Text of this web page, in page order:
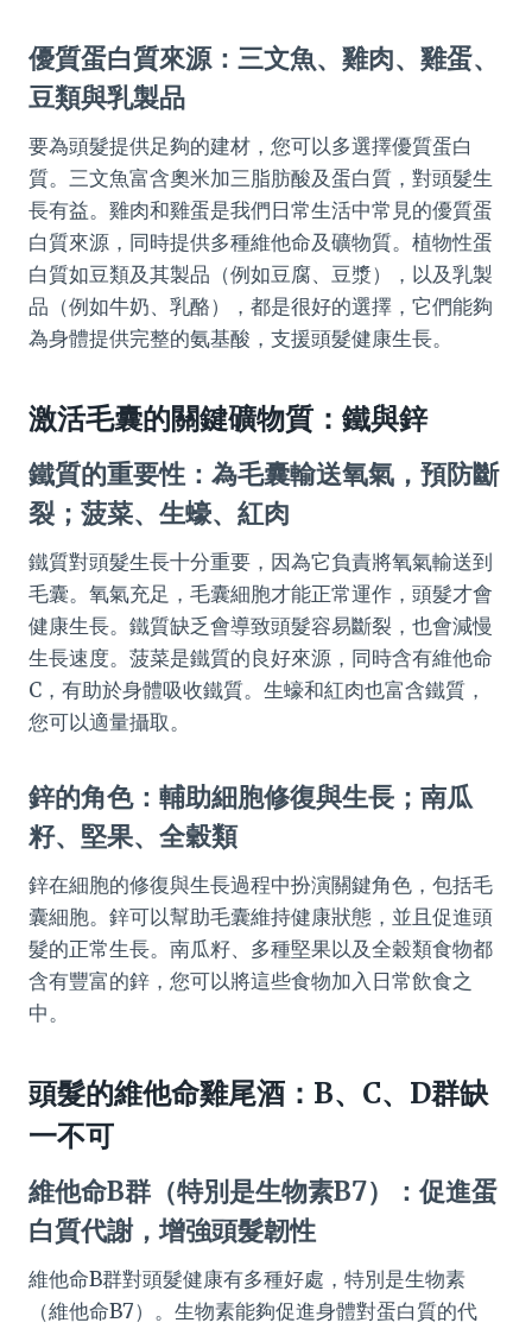
優質蛋白質來源：三文魚、雞肉、雞蛋、
豆類與乳製品
要為頭髮提供足夠的建材，您可以多選擇優質蛋白
質。三文魚富含奧米加三脂肪酸及蛋白質，對頭髮生
長有益。雞肉和雞蛋是我們日常生活中常見的優質蛋
白質來源，同時提供多種維他命及礦物質。植物性蛋
白質如豆類及其製品（例如豆腐、豆漿），以及乳製
品（例如牛奶、乳酪），都是很好的選擇，它們能夠
為身體提供完整的氨基酸，支援頭髮健康生長。
激活毛囊的關鍵礦物質：鐵與鋅
鐵質的重要性：為毛囊輸送氧氣，預防斷
裂；菠菜、生蠔、紅肉
鐵質對頭髮生長十分重要，因為它負責將氧氣輸送到
毛囊。氧氣充足，毛囊細胞才能正常運作，頭髮才會
健康生長。鐵質缺乏會導致頭髮容易斷裂，也會減慢
生長速度。菠菜是鐵質的良好來源，同時含有維他命
C，有助於身體吸收鐵質。生蠔和紅肉也富含鐵質，
您可以適量攝取。
鋅的角色：輔助細胞修復與生長；南瓜
籽、堅果、全穀類
鋅在細胞的修復與生長過程中扮演關鍵角色，包括毛
囊細胞。鋅可以幫助毛囊維持健康狀態，並且促進頭
髮的正常生長。南瓜籽、多種堅果以及全穀類食物都
含有豐富的鋅，您可以將這些食物加入日常飲食之
中。
頭髮的維他命雞尾酒：B、C、D群缺
一不可
維他命B群（特別是生物素B7）：促進蛋
白質代謝，增強頭髮韌性
維他命B群對頭髮健康有多種好處，特別是生物素
（維他命B7）。生物素能夠促進身體對蛋白質的代